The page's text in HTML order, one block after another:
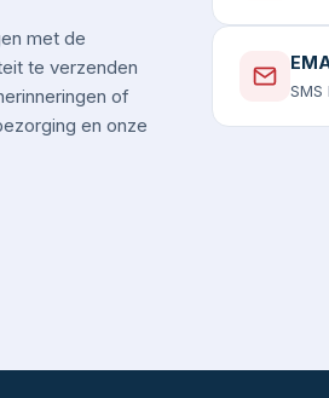
met de
te verzenden
of
en onze